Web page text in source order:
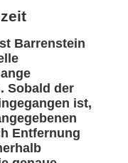
Barrenstein
Sobald der
ist,
Entfernung